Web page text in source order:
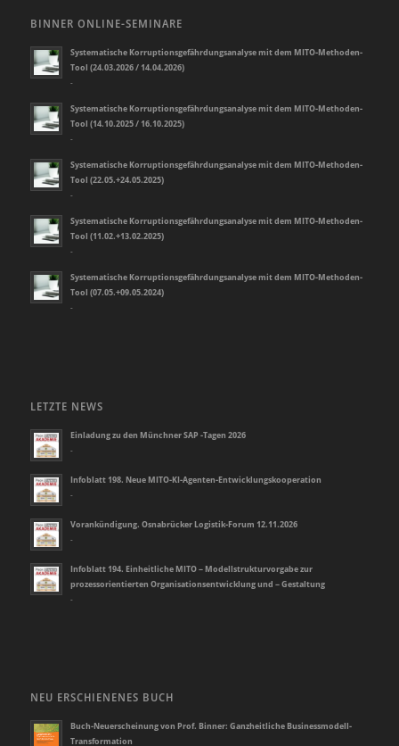
BINNER ONLINE-SEMINARE
Systematische Korruptionsgefährdungsanalyse mit dem MITO-Methoden-
Tool (24.03.2026 / 14.04.2026)
-
Systematische Korruptionsgefährdungsanalyse mit dem MITO-Methoden-
Tool (14.10.2025 / 16.10.2025)
-
Systematische Korruptionsgefährdungsanalyse mit dem MITO-Methoden-
Tool (22.05.+24.05.2025)
-
Systematische Korruptionsgefährdungsanalyse mit dem MITO-Methoden-
Tool (11.02.+13.02.2025)
-
Systematische Korruptionsgefährdungsanalyse mit dem MITO-Methoden-
Tool (07.05.+09.05.2024)
-
LETZTE NEWS
Einladung zu den Münchner SAP -Tagen 2026
-
Infoblatt 198. Neue MITO-KI-Agenten-Entwicklungskooperation
-
Vorankündigung. Osnabrücker Logistik-Forum 12.11.2026
-
Infoblatt 194. Einheitliche MITO – Modellstrukturvorgabe zur
prozessorientierten Organisationsentwicklung und – Gestaltung
-
NEU ERSCHIENENES BUCH
Buch-Neuerscheinung von Prof. Binner: Ganzheitliche Businessmodell-
Transformation